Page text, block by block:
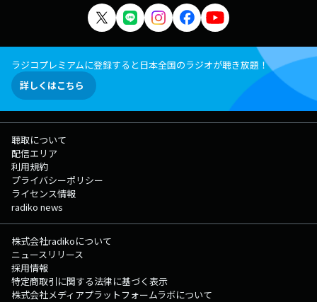
ラジコプレミアムに登録すると日本全国のラジオが聴き放題！
詳しくはこちら
聴取について
配信エリア
利用規約
プライバシーポリシー
ライセンス情報
radiko news
株式会社radikoについて
ニュースリリース
採用情報
特定商取引に関する法律に基づく表示
株式会社メディアプラットフォームラボについて